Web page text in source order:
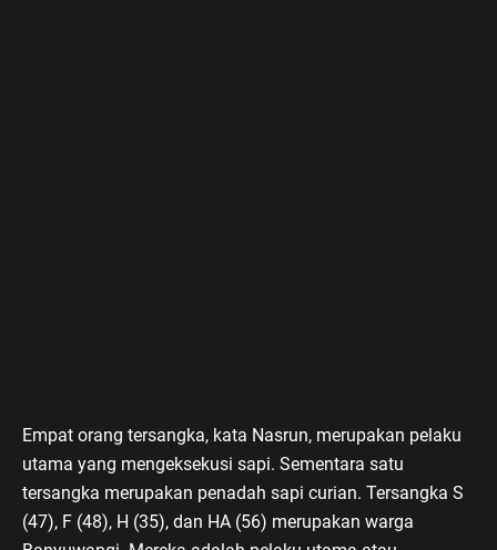
Empat orang tersangka, kata Nasrun, merupakan pelaku
utama yang mengeksekusi sapi. Sementara satu
tersangka merupakan penadah sapi curian. Tersangka S
(47), F (48), H (35), dan HA (56) merupakan warga